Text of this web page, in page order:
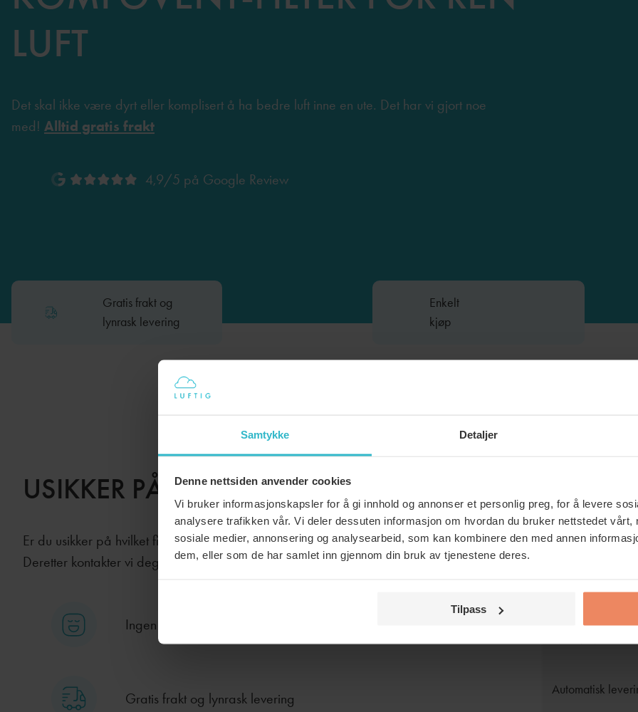
Samtykke Detaljer
Denne nettsiden anvender cookies
Vi bruker informasjonskapsler for å gi innhold og annonser et personlig preg, for å levere
analysere trafikken vår. Vi deler dessuten informasjon om hvordan du bruker nettstedet vårt,
sosiale medier, annonsering og analysearbeid, som kan kombinere den med annen
dem, eller som de har samlet inn gjennom din bruk av tjenestene deres.
Tilpass
LUFT
Det skal ikke være dyrt eller komplisert å ha bedre luft inne en ute. Det har vi gjort noe
med! Alltid gratis frakt
4,9/5 på Google Review
Gratis frakt og
lynrask levering
Enkelt
kjøp
USIKKER PÅ HVA DU TRENGER?
Er du usikker på hvilket filter som passer til din bolig. Kjøp ett av våre generelle produkter.
Deretter kontakter vi deg, og finner ut av hvilket filter som er riktig for din bolig.
Ingen bindingstid eller oppsigelsestid
Gratis frakt og lynrask levering
Komplett sett
Automatisk